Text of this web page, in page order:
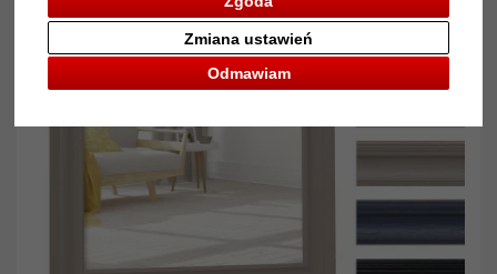
Odmawiam
Zmiana ustawień